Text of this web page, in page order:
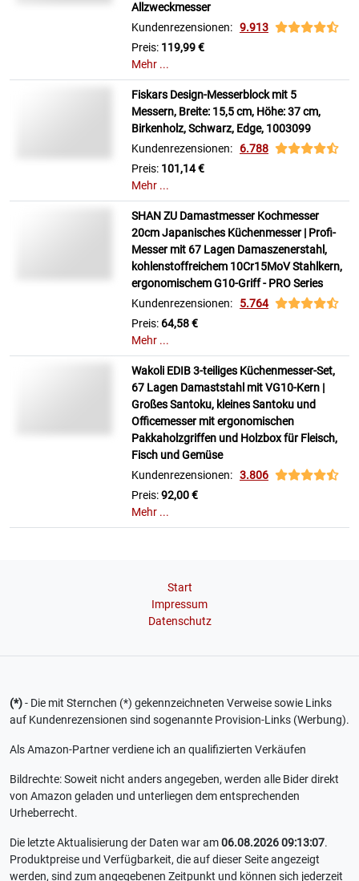
Allzweckmesser
Kundenrezensionen: 9.913
Preis: 119,99 €
Mehr ...
Fiskars Design-Messerblock mit 5
Messern, Breite: 15,5 cm, Höhe: 37 cm,
Birkenholz, Schwarz, Edge, 1003099
Kundenrezensionen: 6.788
Preis: 101,14 €
Mehr ...
SHAN ZU Damastmesser Kochmesser
20cm Japanisches Küchenmesser | Profi-
Messer mit 67 Lagen Damaszenerstahl,
kohlenstoffreichem 10Cr15MoV Stahlkern,
ergonomischem G10-Griff - PRO Series
Kundenrezensionen: 5.764
Preis: 64,58 €
Mehr ...
Wakoli EDIB 3-teiliges Küchenmesser-Set,
67 Lagen Damaststahl mit VG10-Kern |
Großes Santoku, kleines Santoku und
Officemesser mit ergonomischen
Pakkaholzgriffen und Holzbox für Fleisch,
Fisch und Gemüse
Kundenrezensionen: 3.806
Preis:92,00 €
Mehr ...
Start
Impressum
Datenschutz
(*)- Die mit Sternchen (*) gekennzeichneten Verweise sowie Links
auf Kundenrezensionen sind sogenannte Provision-Links (Werbung).
Als Amazon-Partner verdiene ich an qualifizierten Verkäufen
Bildrechte: Soweit nicht anders angegeben, werden alle Bider direkt
von Amazon geladen und unterliegen dem entsprechenden
Urheberrecht.
Die letzte Aktualisierung der Daten war am06.08.2026 09:13:07.
Produktpreise und Verfügbarkeit, die auf dieser Seite angezeigt
werden, sind zum angegebenen Zeitpunkt und können sich jederzeit